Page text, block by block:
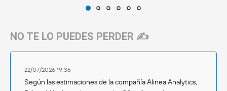
NO TE LO PUEDES PERDER ✍️
22/07/2026 19:36
Según las estimaciones de la compañía Alinea Analytics,